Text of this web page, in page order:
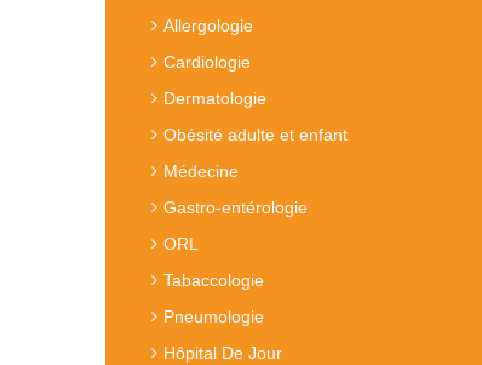
Allergologie
Cardiologie
Dermatologie
Obésité adulte et enfant
Médecine
Gastro-entérologie
ORL
Tabaccologie
Pneumologie
Hôpital De Jour